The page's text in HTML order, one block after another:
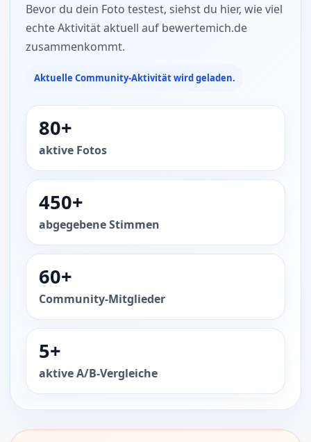
Bevor du dein Foto testest, siehst du hier, wie viel
echte Aktivität aktuell auf bewertemich.de
zusammenkommt.
Aktuelle Community-Aktivität wird geladen.
80+
aktive Fotos
450+
abgegebene Stimmen
60+
Community-Mitglieder
5+
aktive A/B-Vergleiche